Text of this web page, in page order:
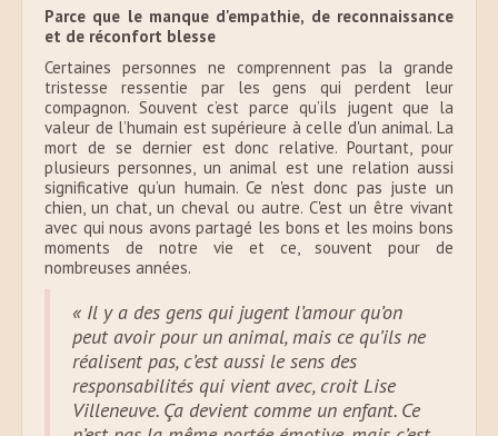
Parce que le manque d'empathie, de reconnaissance
et de réconfort blesse
Certaines personnes ne comprennent pas la grande
tristesse ressentie par les gens qui perdent leur
compagnon. Souvent c’est parce qu’ils jugent que la
valeur de l’humain est supérieure à celle d'un animal. La
mort de se dernier est donc relative. Pourtant, pour
plusieurs personnes, un animal est une relation aussi
significative qu’un humain. Ce n'est donc pas juste un
chien, un chat, un cheval ou autre. C'est un être vivant
avec qui nous avons partagé les bons et les moins bons
moments de notre vie et ce, souvent pour de
nombreuses années.
« Il y a des gens qui jugent l’amour qu’on
peut avoir pour un animal, mais ce qu’ils ne
réalisent pas, c’est aussi le sens des
responsabilités qui vient avec, croit Lise
Villeneuve. Ça devient comme un enfant. Ce